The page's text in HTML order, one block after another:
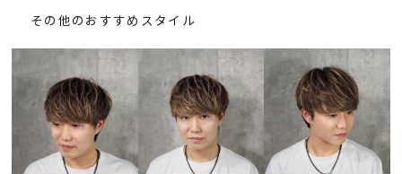
その他のおすすめスタイル